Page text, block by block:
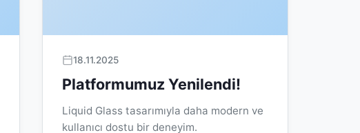
18.11.2025
Platformumuz Yenilendi!
Liquid Glass tasarımıyla daha modern ve
kullanıcı dostu bir deneyim.